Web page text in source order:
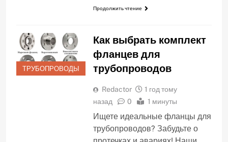
Продолжить чтение
ТРУБОПРОВОДЫ
Как выбрать комплект
фланцев для
трубопроводов
Redactor
1 год тому
назад
0 1 минуты
Ищете идеальные фланцы для
трубопроводов? Забудьте о